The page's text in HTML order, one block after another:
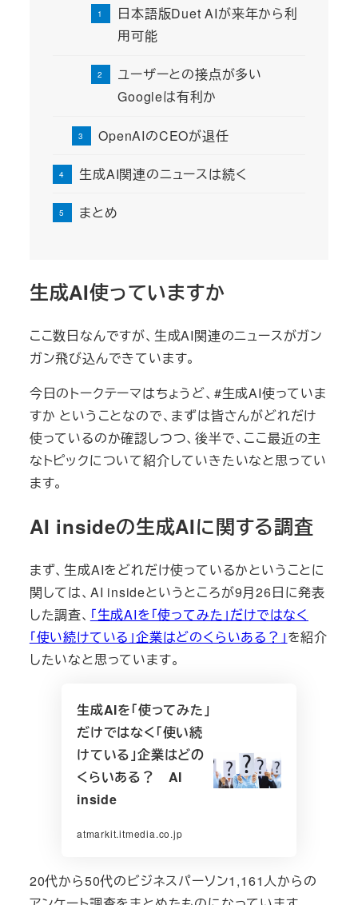
日本語版Duet AIが来年から利
用可能
ユーザーとの接点が多い
Googleは有利か
OpenAIのCEOが退任
生成AI関連のニュースは続く
まとめ
生成AI使っていますか
ここ数日なんですが、生成AI関連のニュースがガン
ガン飛び込んできています。
今日のトークテーマはちょうど、#生成AI使っていま
すか ということなので、まずは皆さんがどれだけ
使っているのか確認しつつ、後半で、ここ最近の主
なトピックについて紹介していきたいなと思ってい
ます。
AI insideの生成AIに関する調査
まず、生成AIをどれだけ使っているかということに
関しては、AI insideというところが9月26日に発表
した調査、 「生成AIを「使ってみた」だけではなく
「使い続けている」企業はどのくらいある？」を紹介
したいなと思っています。
生成AIを「使ってみた」
だけではなく「使い続
けている」企業はどの
くらいある？ AI
inside
atmarkit.itmedia.co.jp
20代から50代のビジネスパーソン1,161人からの